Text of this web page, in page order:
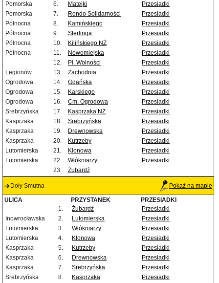
Pomorska
6. Matejki
Przesiadki
Pomorska
7. Rondo Solidarności
Przesiadki
Północna
8. Kamińskiego
Przesiadki
Północna
9. Sterlinga
Przesiadki
Północna
10. Kilińskiego NŻ
Przesiadki
Północna
11. Nowomiejska
Przesiadki
12.
Pl. Wolności
Przesiadki
Legionów
13. Zachodnia
Przesiadki
Ogrodowa
14. Gdańska
Przesiadki
Ogrodowa
15. Karskiego
Przesiadki
Ogrodowa
16. Cm. Ogrodowa
Przesiadki
Srebrzyńska
17. Kasprzaka NŻ
Przesiadki
Kasprzaka
18. Srebrzyńska
Przesiadki
Kasprzaka
19. Drewnowska
Przesiadki
Kasprzaka
20. Kutrzeby
Przesiadki
Lutomierska
21. Klonowa
Przesiadki
Lutomierska
22. Włókniarzy
Przesiadki
23.
Żubardź
Doły Smutna Pokaż na mapie
ULICA PRZYSTANEK
PRZESIADKI
1.
Żubardź
Przesiadki
Inowrocławska
2. Lutomierska
Przesiadki
Lutomierska
3. Włókniarzy
Przesiadki
Lutomierska
4. Klonowa
Przesiadki
Kasprzaka
5. Kutrzeby
Przesiadki
Kasprzaka
6. Drewnowska
Przesiadki
Kasprzaka
7. Srebrzyńska
Przesiadki
Srebrzyńska
8. Kasprzaka Przesiadki